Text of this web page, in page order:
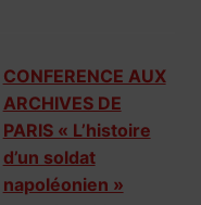
CONFERENCE AUX
ARCHIVES DE
PARIS « L’histoire
d’un soldat
napoléonien »